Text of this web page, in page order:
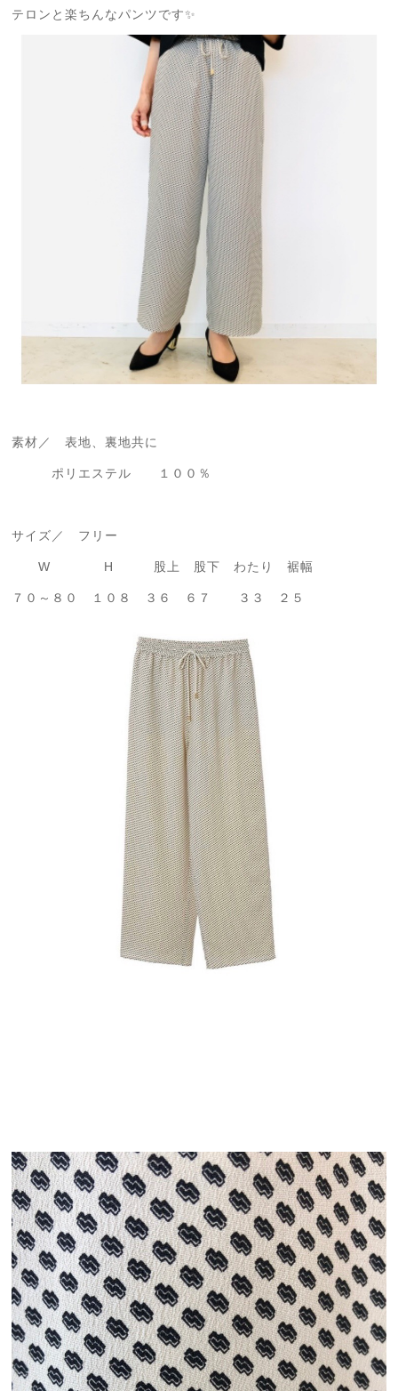
テロンと楽ちんなパンツです✨
素材／ 表地、裏地共に
ポリエステル １００％
サイズ／ フリー
W H 股上 股下 わたり 裾幅
７０～８０ １０８ ３６ ６７ ３３ ２５